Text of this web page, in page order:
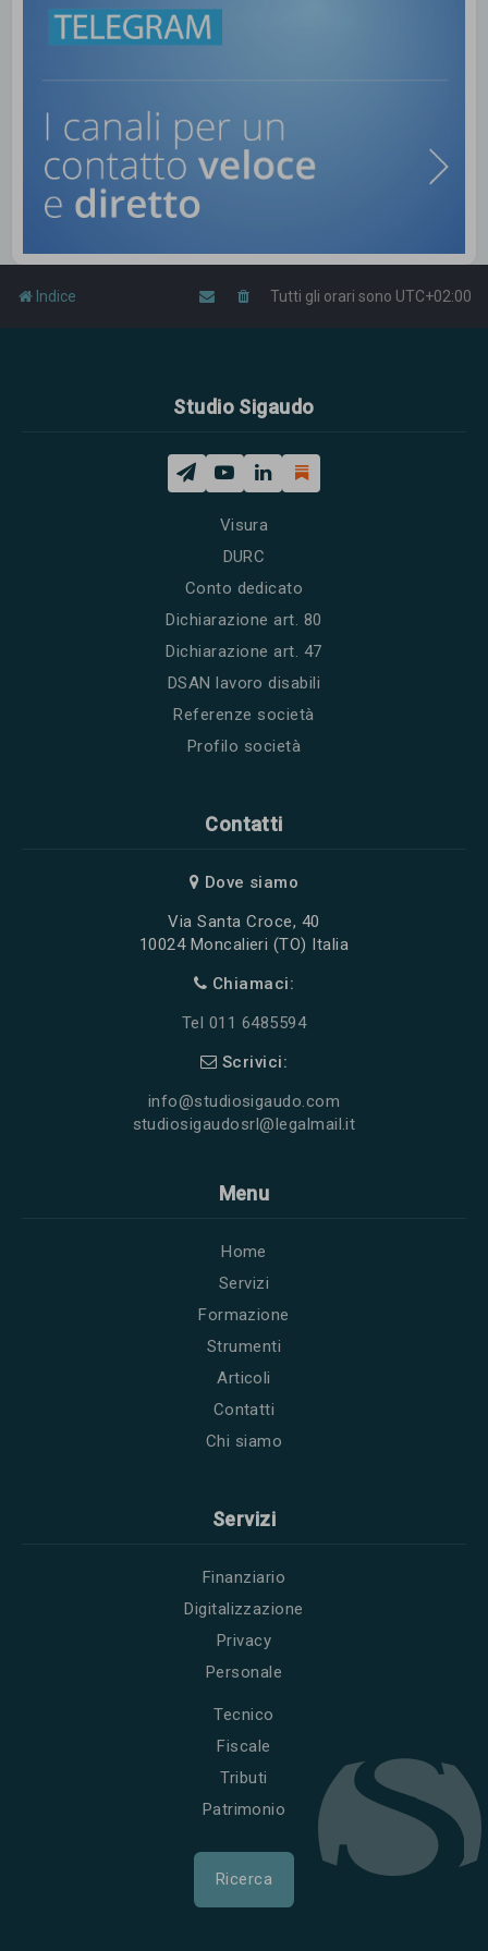
Indice Tutti gli orari sono UTC+02:00
Studio Sigaudo
Visura
DURC
Conto dedicato
Dichiarazione art. 80
Dichiarazione art. 47
DSAN lavoro disabili
Referenze società
Profilo società
Contatti
Dove siamo
Via Santa Croce, 40
10024 Moncalieri (TO) Italia
Chiamaci:
Tel 011 6485594
Scrivici:
info@studiosigaudo.com
studiosigaudosrl@legalmail.it
Menu
Home
Servizi
Formazione
Strumenti
Articoli
Contatti
Chi siamo
Servizi
Finanziario
Digitalizzazione
Privacy
Personale
Tecnico
Fiscale
Tributi
Patrimonio
Ricerca